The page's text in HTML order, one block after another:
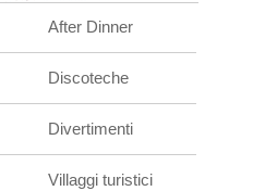
After Dinner
Discoteche
Divertimenti
Villaggi turistici